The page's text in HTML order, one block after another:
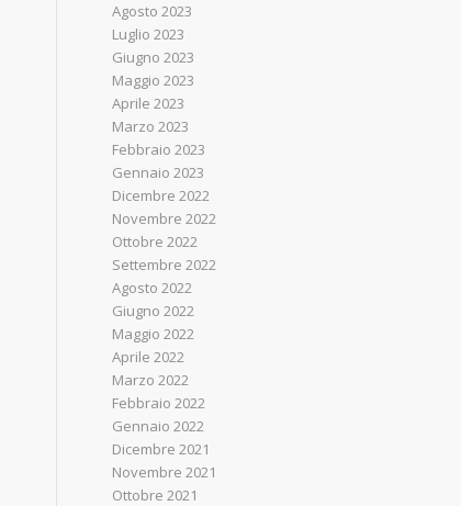
Agosto 2023
Luglio 2023
Giugno 2023
Maggio 2023
Aprile 2023
Marzo 2023
Febbraio 2023
Gennaio 2023
Dicembre 2022
Novembre 2022
Ottobre 2022
Settembre 2022
Agosto 2022
Giugno 2022
Maggio 2022
Aprile 2022
Marzo 2022
Febbraio 2022
Gennaio 2022
Dicembre 2021
Novembre 2021
Ottobre 2021